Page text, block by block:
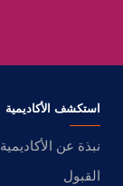
استكشف الأكاديمية
نبذة عن الأكاديمية
القبول